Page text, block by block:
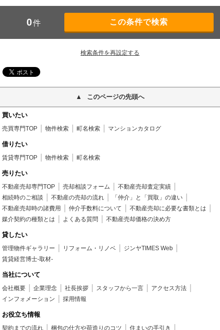
0件
検索条件を再設定する
このページの先頭へ
買いたい
売買専門TOP 物件検索 町名検索 マンションカタログ
借りたい
賃貸専門TOP 物件検索 町名検索
売りたい
不動産売却専門TOP 売却相談フォーム
不動産売却査定実績
相続時のご相談
不動産の売却の流れ
「仲介」と「買取」の違い
不動産売却時の諸費用
仲介手数料について
不動産売却に必要な書類とは
媒介契約の種類とは
よくある質問 不動産売却価格の決め方
貸したい
管理物件ギャラリー リフォーム・リノベ
ジンヤTIMES Web
賃貸経営博士-取材-
当社について
会社概要 企業理念 社長挨拶 スタッフから一言
アクセス方法
インフォメーション
採用情報
お役立ち情報
契約までの流れ 梱包の仕方や荷造りのコツ
住まいの手引き